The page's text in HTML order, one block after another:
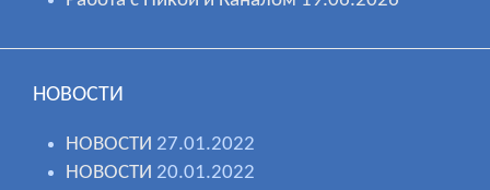
НОВОСТИ
НОВОСТИ 27.01.2022
НОВОСТИ 20.01.2022